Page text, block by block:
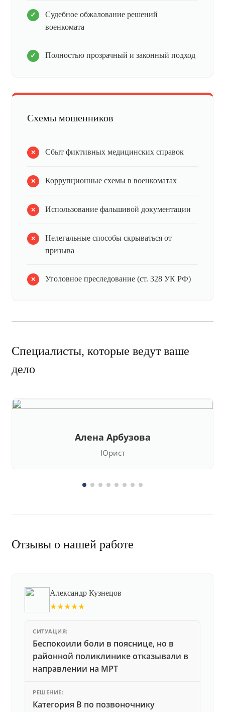
Судебное обжалование решений
военкомата
Полностью прозрачный и законный подход
Схемы мошенников
Сбыт фиктивных медицинских справок
Коррупционные схемы в военкоматах
Использование фальшивой документации
Нелегальные способы скрываться от
призыва
Уголовное преследование (ст. 328 УК РФ)
Специалисты, которые ведут ваше
дело
Алена Арбузова
Юрист
Отзывы о нашей работе
Александр Кузнецов
★★★★★
СИТУАЦИЯ:
Беспокоили боли в пояснице, но в
районной поликлинике отказывали в
направлении на МРТ
РЕШЕНИЕ:
Категория В по позвоночнику